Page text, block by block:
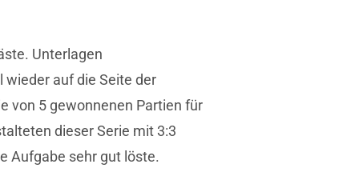
Unterlagen
auf die Seite der
von 5 gewonnenen Partien für
dieser Serie mit 3:3
Aufgabe sehr gut löste.